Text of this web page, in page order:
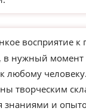
восприятие к
в нужный момент
любому
творческим
знаниями и